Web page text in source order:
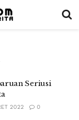
Seriusi
2022 0